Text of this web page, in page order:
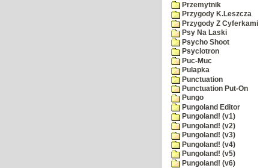
Przemytnik
Przygody K.Leszcza
Przygody Z Cyferkami
Psy Na Laski
Psycho Shoot
Psyclotron
Puc-Muc
Pulapka
Punctuation
Punctuation Put-On
Pungo
Pungoland Editor
Pungoland! (v1)
Pungoland! (v2)
Pungoland! (v3)
Pungoland! (v4)
Pungoland! (v5)
Pungoland! (v6)